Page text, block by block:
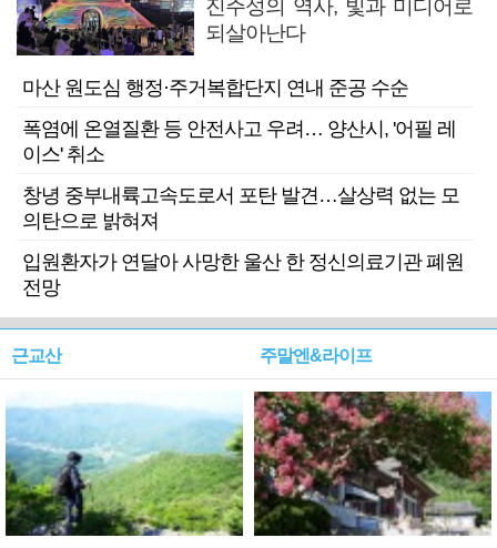
진주성의 역사, 빛과 미디어로
되살아난다
마산 원도심 행정·주거복합단지 연내 준공 수순
폭염에 온열질환 등 안전사고 우려… 양산시, '어필 레
이스' 취소
창녕 중부내륙고속도로서 포탄 발견…살상력 없는 모
의탄으로 밝혀져
입원환자가 연달아 사망한 울산 한 정신의료기관 폐원
전망
근교산 주말엔&라이프